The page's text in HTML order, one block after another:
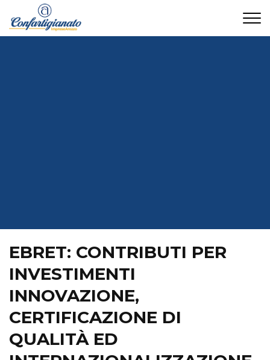
EBRET: CONTRIBUTI PER
INVESTIMENTI
INNOVAZIONE,
CERTIFICAZIONE DI
QUALITÀ ED